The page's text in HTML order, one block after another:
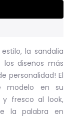
la sandalia
diseños más
personalidad! El
modelo en su
fresco al look,
la palabra en